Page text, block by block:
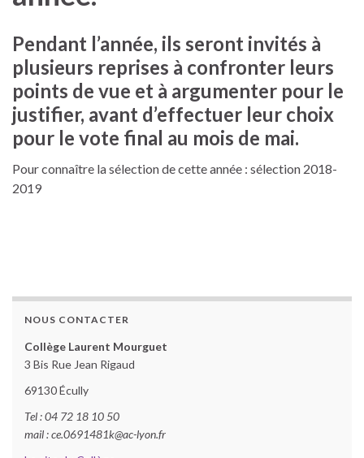
Pendant l’année, ils seront invités à
plusieurs reprises à confronter leurs
points de vue et à argumenter pour le
justifier, avant d’effectuer leur choix
pour le vote final au mois de mai.
Pour connaître la sélection de cette année : sélection 2018-
2019
NOUS CONTACTER
Collège Laurent Mourguet
3 Bis Rue Jean Rigaud
69130 Écully
Tel : 04 72 18 10 50
mail : ce.0691481k@ac-lyon.fr